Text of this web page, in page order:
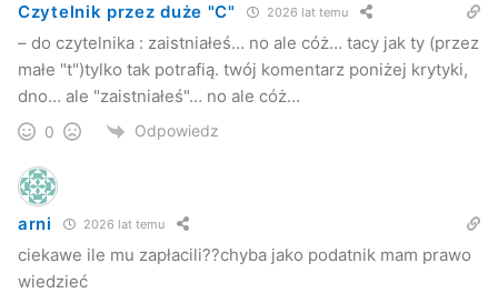
Czytelnik przez duże "C" 2026 lat temu
– do czytelnika : zaistniałeś… no ale cóż… tacy jak ty (przez
małe "t")tylko tak potrafią. twój komentarz poniżej krytyki,
dno… ale "zaistniałeś"… no ale cóż…
0 Odpowiedz
arni 2026 lat temu
ciekawe ile mu zapłacili??chyba jako podatnik mam prawo
wiedzieć